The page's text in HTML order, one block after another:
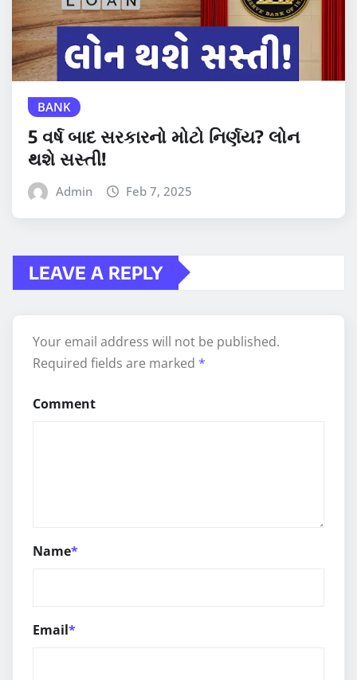
BANK
5 વર્ષ બાદ સરકારનો મોટો નિર્ણય? લોન
થશે સસ્તી!
Admin Feb 7, 2025
LEAVE A REPLY
Your email address will not be published.
Required fields are marked *
Comment
Name*
Email*